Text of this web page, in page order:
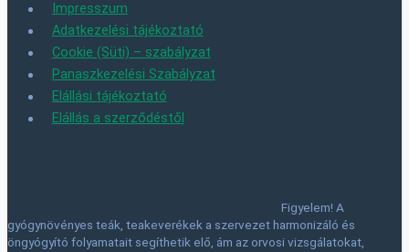
Impresszum
Adatkezelési tájékoztató
Cookie (Süti) – szabályzat
Panaszkezelési Szabályzat
Elállási tájékoztató
Elállás a szerződéstől
Figyelem! A
gyógynövényes teák, teakeverékek a szervezet harmonizáló és
öngyógyító folyamatait segíthetik elő, ám az orvosi vizsgálatokat,